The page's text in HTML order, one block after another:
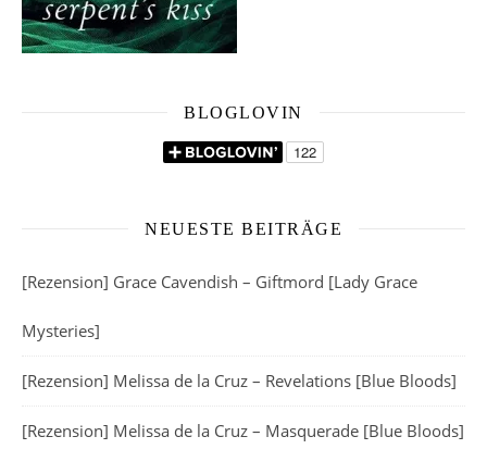
BLOGLOVIN
NEUESTE BEITRÄGE
[Rezension] Grace Cavendish – Giftmord [Lady Grace
Mysteries]
[Rezension] Melissa de la Cruz – Revelations [Blue Bloods]
[Rezension] Melissa de la Cruz – Masquerade [Blue Bloods]